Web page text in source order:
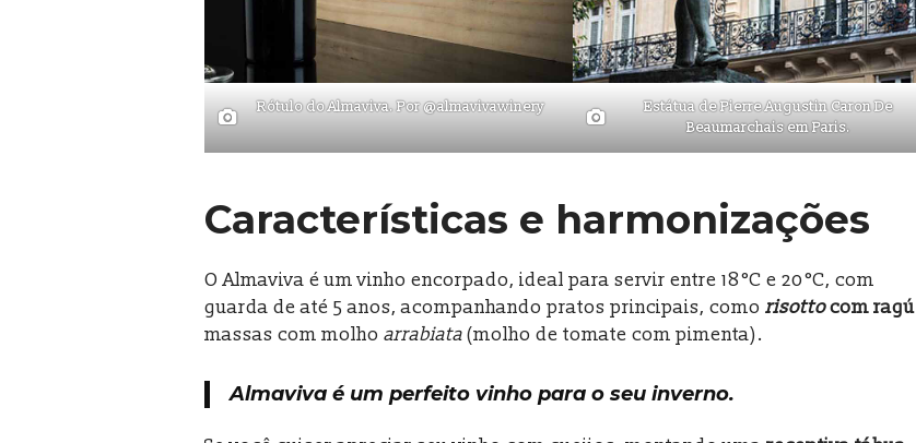
Rótulo do Almaviva. Por @almavivawinery
Estátua de Pierre Augustin Caron De
Beaumarchais em Paris.
Características e harmonizações
O Almaviva é um vinho encorpado, ideal para servir entre 18 °C e 20 °C, com
guarda de até 5 anos, acompanhando pratos principais, como risottocom ragú
massas com molho arrabiata(molho de tomate com pimenta).
Almaviva é um perfeito vinho para o seu inverno.